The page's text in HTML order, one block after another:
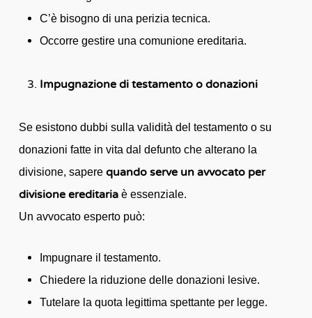
C’è bisogno di una perizia tecnica.
Occorre gestire una comunione ereditaria.
Impugnazione di testamento o donazioni
Se esistono dubbi sulla validità del testamento o su
donazioni fatte in vita dal defunto che alterano la
divisione, sapere quando serve un avvocato per
divisione ereditariaè essenziale.
Un avvocato esperto può:
Impugnare il testamento.
Chiedere la riduzione delle donazioni lesive.
Tutelare la quota legittima spettante per legge.